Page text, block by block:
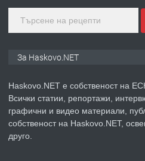
ПРЕДЛАГА
За Haskovo.NET
Haskovo.NET е собственост на
Всички статии, репортажи,
графични и видео материали,
собственост на Haskovo.NET,
друго.